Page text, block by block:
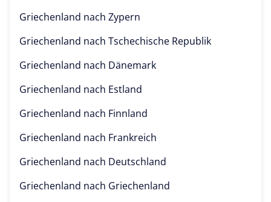
Griechenland nach Zypern
Griechenland nach Tschechische Republik
Griechenland nach Dänemark
Griechenland nach Estland
Griechenland nach Finnland
Griechenland nach Frankreich
Griechenland nach Deutschland
Griechenland nach Griechenland